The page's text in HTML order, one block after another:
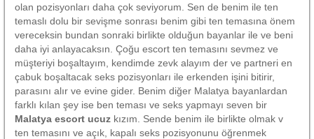
olan pozisyonları daha çok seviyorum. Sen de benim ile ten
temaslı dolu bir sevişme sonrası benim gibi ten temasına önem
vereceksin bundan sonraki birlikte olduğun bayanlar ile ve beni
daha iyi anlayacaksın. Çoğu escort ten temasını sevmez ve
müşteriyi boşaltayım, kendimde zevk alayım der ve partneri en
çabuk boşaltacak seks pozisyonları ile erkenden işini bitirir,
parasını alır ve evine gider. Benim diğer Malatya bayanlardan
farklı kılan şey ise ben teması ve seks yapmayı seven bir
Malatya escort ucuz kızım. Sende benim ile birlikte olmak v
ten temasını ve açık, kapalı seks pozisyonunu öğrenmek